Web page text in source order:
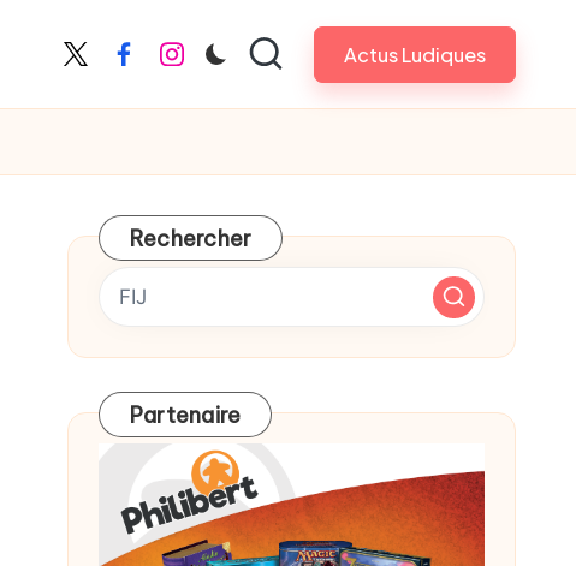
X FacebookInstagram Actus Ludiques
Rechercher
Partenaire